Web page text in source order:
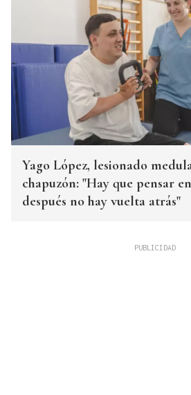
Yago López, lesionado
chapuzón: "Hay que pensar
después no hay vuelta atrás"